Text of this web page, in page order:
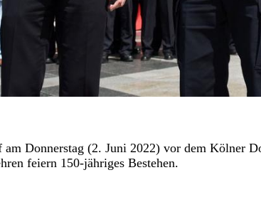
am Donnerstag (2. Juni 2022) vor dem
feiern 150-jähriges Bestehen.